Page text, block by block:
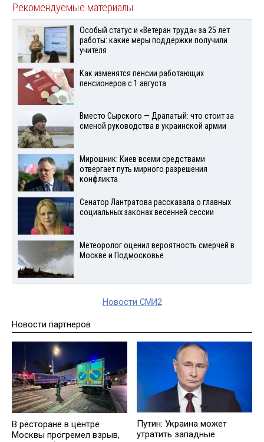
Рекомендуемые материалы
Особый статус и «Ветеран труда» за 25 лет
работы: какие меры поддержки получили
учителя
Как изменятся пенсии работающих
пенсионеров с 1 августа
Вместо Сырского — Драпатый: что стоит за
сменой руководства в украинской армии
Мирошник: Киев всеми средствами
отвергает путь мирного разрешения
конфликта
Сенатор Лантратова рассказала о главных
социальных законах весенней сессии
Метеоролог оценил вероятность смерчей в
Москве и Подмосковье
Новости СМИ2
Новости партнеров
В ресторане в центре
Москвы прогремел взрыв,
Путин: Украина может
утратить западные